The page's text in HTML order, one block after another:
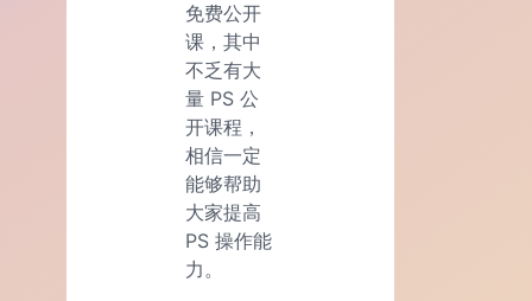
免费公开
课，其中
不乏有大
量 PS 公
开课程，
相信一定
能够帮助
大家提高
PS 操作能
力。